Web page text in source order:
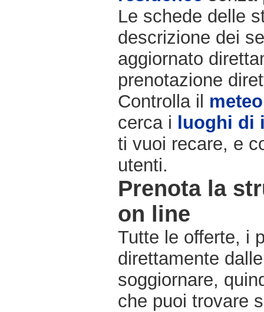
Le schede delle
descrizione dei
aggiornato
prenotazione
Controlla il meteo
cerca i luoghi di
ti vuoi recare, e
utenti.
Prenota la
on line
Tutte le offerte, i
direttamente
soggiornare,
che puoi trovare